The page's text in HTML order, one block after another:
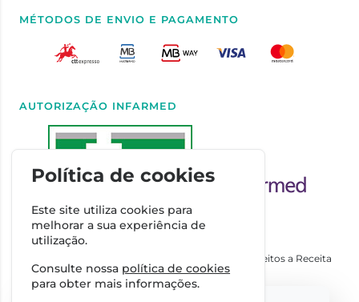
MÉTODOS DE ENVIO E PAGAMENTO
AUTORIZAÇÃO INFARMED
Autorizado a Disponibilizar Medicamentos Não Sujeitos a Receita
Médica através da Internet pelo Infarmed. I.P.
Política de cookies
Este site utiliza cookies para
melhorar a sua experiência de
utilização.
Consulte nossa política de cookies
para obter mais informações.